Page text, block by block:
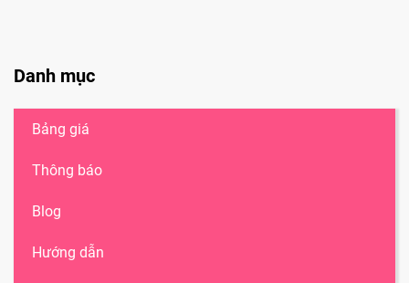
Danh mục
Bảng giá
Thông báo
Blog
Hướng dẫn